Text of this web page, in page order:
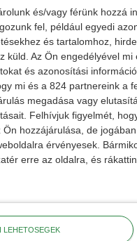
és/vagy férünk hozzá
fel, például egyedi
és tartalomhoz,
küld. Az Ön engedélyével
és azonosítási
mi és a 824 partnereink a
megadása vagy
Felhívjuk figyelmét,
hozzájárulása, de
érvényesek.
erre az oldalra, és
LEHETŐSÉGEK
és